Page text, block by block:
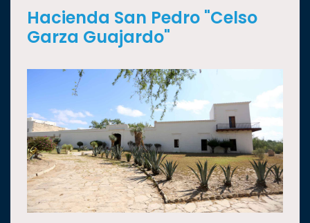
Hacienda San Pedro "Celso
Garza Guajardo"